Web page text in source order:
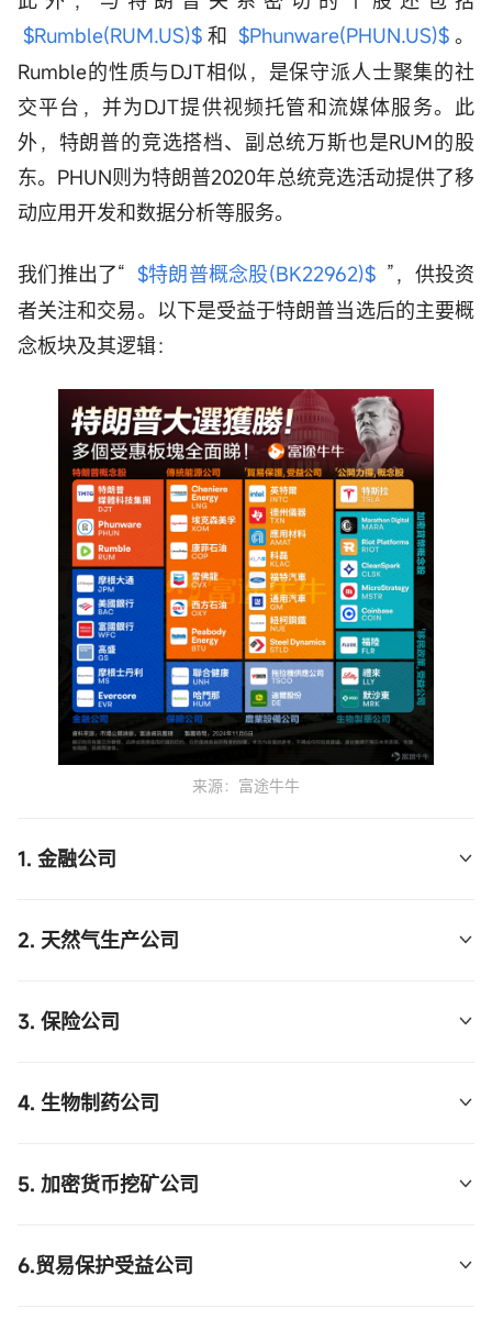
$Rumble(RUM.US)$ 和 $Phunware(PHUN.US)$ 。
Rumble的性质与DJT相似，是保守派人士聚集的社
交平台，并为DJT提供视频托管和流媒体服务。此
外，特朗普的竞选搭档、副总统万斯也是RUM的股
东。PHUN则为特朗普2020年总统竞选活动提供了移
动应用开发和数据分析等服务。
我们推出了“ $特朗普概念股(BK22962)$ ”，供投资
者关注和交易。以下是受益于特朗普当选后的主要概
念板块及其逻辑：
来源：富途牛牛
1. 金融公司
好银行和金融机构。
2. 天然气生产公司
励天然气的开采和使用。
3. 保险公司
能利好保险行业。
4. 生物制药公司
药品价格和改革医保系统。
5. 加密货币挖矿公司
生影响，尤其是在金融监管领域的调整。
6.贸易保护受益公司